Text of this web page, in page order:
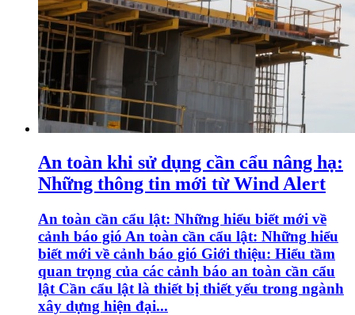
An toàn khi sử dụng cần cẩu nâng hạ:
Những thông tin mới từ Wind Alert
An toàn cần cẩu lật: Những hiểu biết mới về
cảnh báo gió An toàn cần cẩu lật: Những hiểu
biết mới về cảnh báo gió Giới thiệu: Hiểu tầm
quan trọng của các cảnh báo an toàn cần cẩu
lật Cần cẩu lật là thiết bị thiết yếu trong ngành
xây dựng hiện đại...